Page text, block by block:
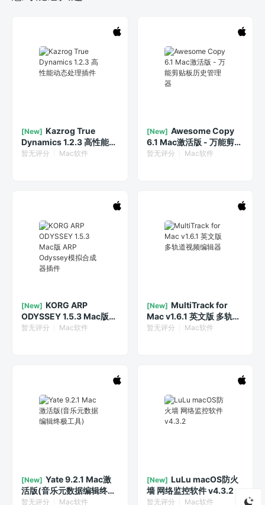
[New] Kazrog True
Dynamics 1.2.3 高性能动
态处理插件
暂无评分 Mac软件
[New] Awesome Copy
6.1 Mac激活版 - 万能剪贴
板历史管理器
暂无评分 Mac软件
[New] KORG ARP
ODYSSEY 1.5.3 Mac版
ARP Odyssey模拟合成器
暂无评分 Mac软件
[New] MultiTrack for
Mac v1.6.1 英文版 多轨道
视频编辑器
暂无评分 Mac软件
[New] Yate 9.2.1 Mac激
活版(音乐元数据编辑终极
工具)
暂无评分 Mac软件
[New] LuLu macOS防火
墙 网络监控软件 v4.3.2
暂无评分 Mac软件